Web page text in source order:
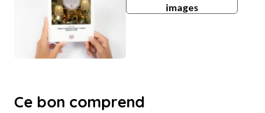
images
Ce bon comprend